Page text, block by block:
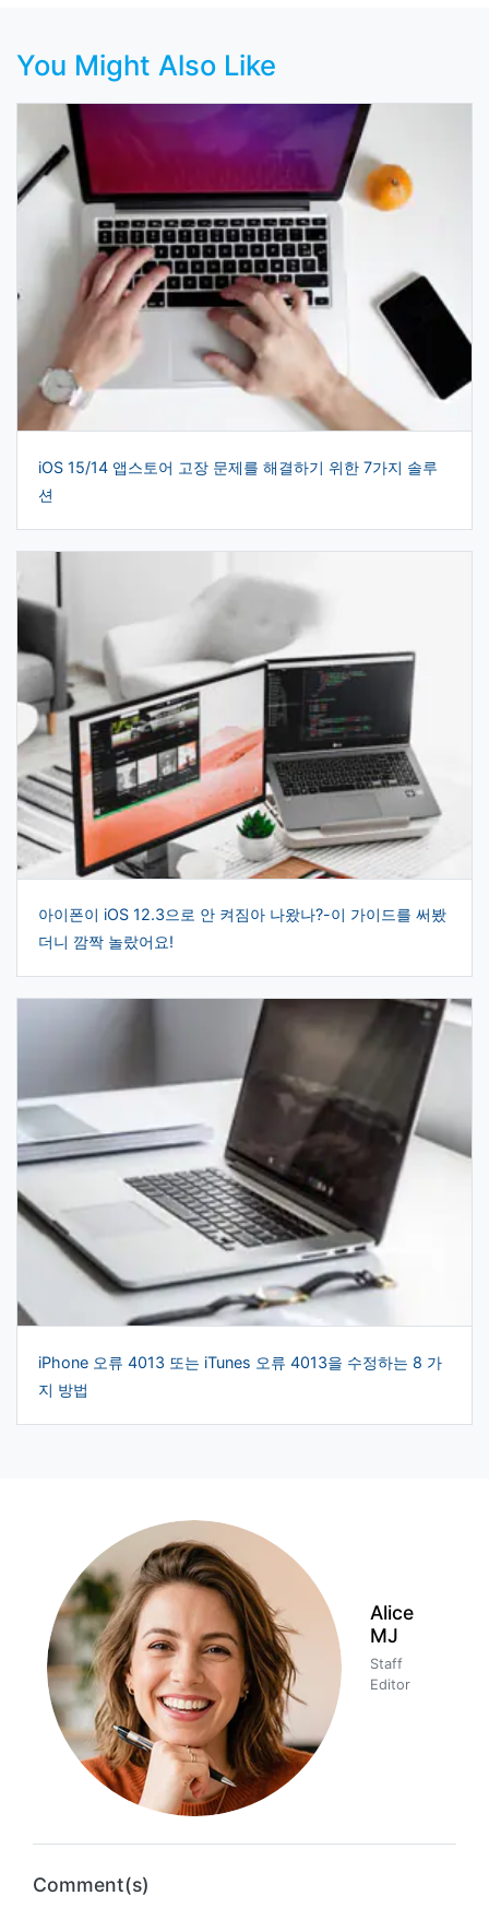
You Might Also Like
iOS 15/14 앱스토어 고장 문제를 해결하기 위한 7가지 솔루
션
아이폰이 iOS 12.3으로 안 켜짐아 나왔나?-이 가이드를 써봤
더니 깜짝 놀랐어요!
iPhone 오류 4013 또는 iTunes 오류 4013을 수정하는 8 가
지 방법
Alice
MJ
Staff
Editor
Comment(s)